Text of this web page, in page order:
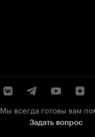
Мы всегда готовы вам
Задать вопрос